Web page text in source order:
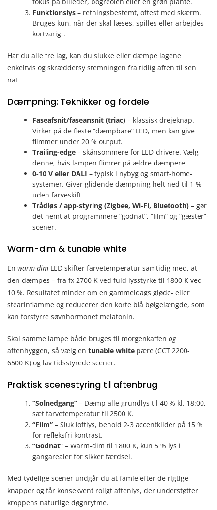
Funktionslys – retningsbestemt, oftest med skærm.
Bruges kun, når der skal læses, spilles eller arbejdes
kortvarigt.
Har du alle tre lag, kan du slukke eller dæmpe lagene
enkeltvis og skræddersy stemningen fra tidlig aften til sen
nat.
Dæmpning: Teknikker og fordele
Faseafsnit/faseansnit (triac) – klassisk drejeknap.
Virker på de fleste “dæmpbare” LED, men kan give
flimmer under 20 % output.
Trailing-edge – skånsommere for LED-drivere. Vælg
denne, hvis lampen flimrer på ældre dæmpere.
0-10 V eller DALI – typisk i nybyg og smart-home-
systemer. Giver glidende dæmpning helt ned til 1 %
uden farveskift.
Trådløs / app-styring (Zigbee, Wi-Fi, Bluetooth) – gør
det nemt at programmere “godnat”, “film” og “gæster”-
scener.
Warm-dim & tunable white
En warm-dim LED skifter farvetemperatur samtidig med, at
den dæmpes – fra fx 2700 K ved fuld lysstyrke til 1800 K ved
10 %. Resultatet minder om en gammeldags gløde- eller
stearinflamme og reducerer den korte blå bølgelængde, som
kan forstyrre søvnhormonet melatonin.
Skal samme lampe både bruges til morgenkaffen og
aftenhyggen, så vælg en tunable white pære (CCT 2200-
6500 K) og lav tidsstyrede scener.
Praktisk scenestyring til aftenbrug
“Solnedgang” – Dæmp alle grundlys til 40 % kl. 18:00,
sæt farvetemperatur til 2500 K.
“Film” – Sluk loftlys, behold 2-3 accentkilder på 15 %
for refleksfri kontrast.
“Godnat” – Warm-dim til 1800 K, kun 5 % lys i
gangarealer for sikker færdsel.
Med tydelige scener undgår du at famle efter de rigtige
knapper og får konsekvent roligt aftenlys, der understøtter
kroppens naturlige døgnrytme.